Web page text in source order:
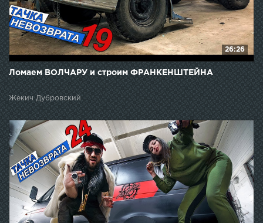
26:26
Ломаем ВОЛЧАРУ и строим ФРАНКЕНШТЕЙНА
Жекич Дубровский